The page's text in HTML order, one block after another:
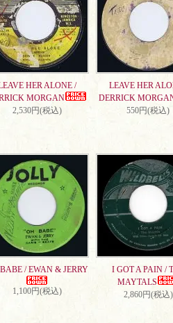
HER ALONE /
MORGAN
2,530円(税込)
LEAVE HER
DERRICK
550円(税込)
/ EWAN & JERRY
1,100円(税込)
I GOT A PAIN /
MAYTALS
2,860円(税込)